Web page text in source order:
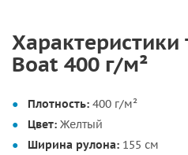
Характеристики
Boat 400 г/м²
Плотность: 400 г/м²
Цвет: Желтый
Ширина рулона: 155 см